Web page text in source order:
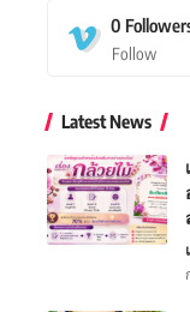
0
Follow
Latest News